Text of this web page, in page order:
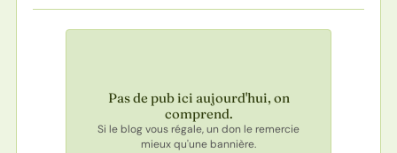
Pas de pub ici aujourd'hui, on
comprend.
Si le blog vous régale, un don le remercie
mieux qu'une bannière.